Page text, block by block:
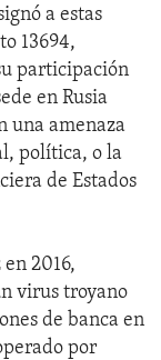
a estas
13694,
participación
en Rusia
una amenaza
política, o la
de Estados
2016,
virus troyano
de banca en
por